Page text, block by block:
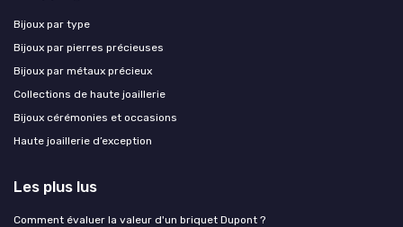
Bijoux par type
Bijoux par pierres précieuses
Bijoux par métaux précieux
Collections de haute joaillerie
Bijoux cérémonies et occasions
Haute joaillerie d’exception
Les plus lus
Comment évaluer la valeur d'un briquet Dupont ?